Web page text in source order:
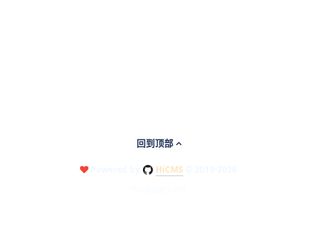
回到顶部
HiCMS